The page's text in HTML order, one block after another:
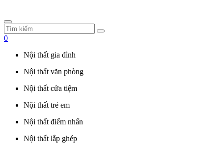
0
Nội thất gia đình
Nội thất văn phòng
Nội thất cửa tiệm
Nội thất trẻ em
Nội thất điểm nhấn
Nội thất lắp ghép